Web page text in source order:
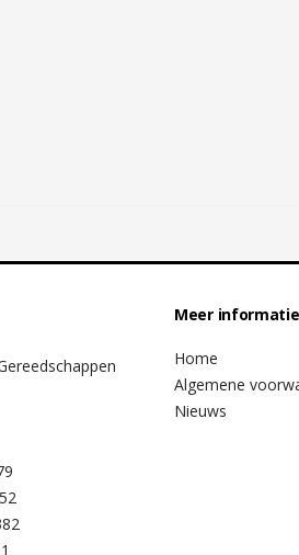
Meer informatie
Home
Algemene
Nieuws